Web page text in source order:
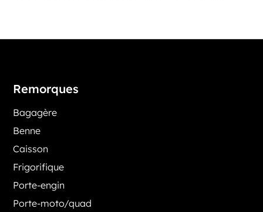
Remorques
Bagagère
Benne
Caisson
Frigorifique
Porte-engin
Porte-moto/quad